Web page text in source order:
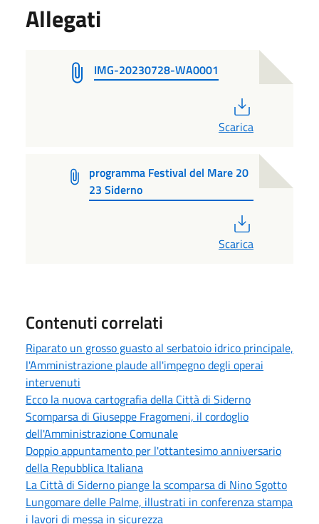
Allegati
IMG-20230728-WA0001
Scarica
programma Festival del Mare 20
23 Siderno
Scarica
Contenuti correlati
Riparato un grosso guasto al serbatoio idrico principale,
l'Amministrazione plaude all'impegno degli operai
intervenuti
Ecco la nuova cartografia della Città di Siderno
Scomparsa di Giuseppe Fragomeni, il cordoglio
dell'Amministrazione Comunale
Doppio appuntamento per l'ottantesimo anniversario
della Repubblica Italiana
La Città di Siderno piange la scomparsa di Nino Sgotto
Lungomare delle Palme, illustrati in conferenza stampa
i lavori di messa in sicurezza